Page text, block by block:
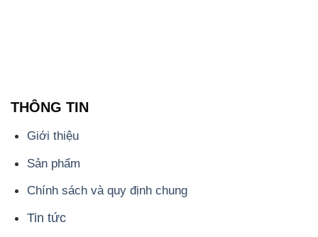
THÔNG TIN
Giới thiệu
Sản phẩm
Chính sách và quy định chung
Tin tức